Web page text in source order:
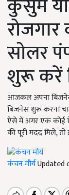
सोलर
शुरू करें
आजकल अपना
बिजनेस शुरू करना
ऐसे में अगर एक कोई
की पूरी मदद मिले, तो
कंचन मौर्यUpdated